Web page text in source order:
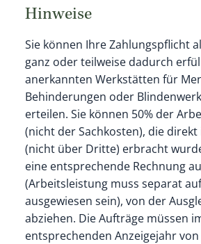
Hinweise
Sie können Ihre Zahlungspflicht
ganz oder teilweise dadurch
anerkannten Werkstätten für
Behinderungen oder
erteilen. Sie können 50% der
(nicht der Sachkosten), die
(nicht über Dritte) erbracht
eine entsprechende Rechnung
(Arbeitsleistung muss separat
ausgewiesen sein), von der
abziehen. Die Aufträge müssen
entsprechenden Anzeigejahr